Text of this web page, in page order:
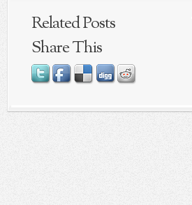
Related Posts
Share This